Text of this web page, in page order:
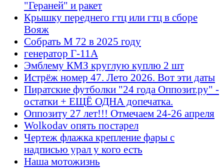
"Гераней" и ракет
Крышку переднего гтц или гтц в сборе
Вояж
Собрать М 72 в 2025 году
генератор Г-11А
Эмблему КМЗ круглую куплю 2 шт
Истрёж номер 47. Лето 2026. Вот эти даты
Пиратские футболки "24 года Оппозит.ру" -
остатки + ЕЩЁ ОДНА допечатка.
Оппозиту 27 лет!!! Отмечаем 24-26 апреля
Wolkodav опять постарел
Чертеж флажка крепление фары с
надписью урал у кого есть
Наша мотожизнь